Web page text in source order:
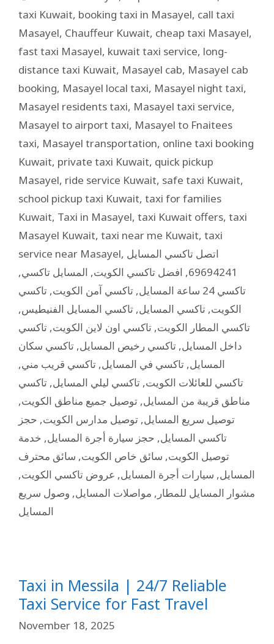
taxi Kuwait, booking taxi in Masayel, call taxi
Masayel, Chauffeur Kuwait, cheap taxi Masayel,
fast taxi Masayel, kuwait taxi service, long-
distance taxi Kuwait, Masayel cab, Masayel cab
booking, Masayel local taxi, Masayel night taxi,
Masayel residents taxi, Masayel taxi service,
Masayel to airport taxi, Masayel to Fnaitees
taxi, Masayel transportation, online taxi booking
Kuwait, private taxi Kuwait, quick pickup
Masayel, ride service Kuwait, safe taxi Kuwait,
school pickup taxi Kuwait, taxi for families
Kuwait, Taxi in Masayel, taxi Kuwait offers, taxi
Masayel Kuwait, taxi near me Kuwait, taxi
service near Masayel, اتصل تاكسي المسايل
69694241
, افضل تاكسي الكويت, المسايل تاكسي,
تاكسي 24 ساعة المسايل
, تاكسي آمن الكويت, تاكسي
الكويت, تاكسي المسايل, تاكسي المسايل الفنيطيس,
تاكسي المطار الكويت, تاكسي اون لاين الكويت, تاكسي
داخل المسايل, تاكسي رخيص المسايل, تاكسي سكان
المسايل, تاكسي في المسايل, تاكسي قريب مني,
تاكسي للعائلات الكويت, تاكسي ليلي المسايل, تاكسي
مناطق قريبة من المسايل, توصيل جميع مناطق الكويت,
توصيل سريع المسايل, توصيل مدارس الكويت, حجز
تاكسي المسايل, حجز سيارة أجرة المسايل, خدمة
توصيل الكويت, سائق خاص الكويت, سائق محترف
المسايل, سيارات أجرة المسايل, عروض تاكسي الكويت,
مشوار المسايل للمطار , مواصلات المسايل, وصول سريع
المسايل
Taxi in Messila | 24/7 Reliable
Taxi Service for Fast Travel
November 18, 2025